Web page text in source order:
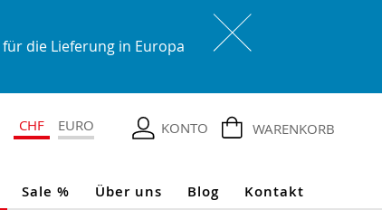
für die Lieferung in Europa
WARENKORB
KONTO
CHF EURO
Sale % Über uns Blog Kontakt